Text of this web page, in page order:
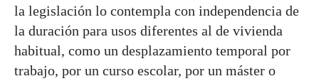
la legislación lo contempla con independencia de
la duración para usos diferentes al de vivienda
habitual, como un desplazamiento temporal por
trabajo, por un curso escolar, por un máster o